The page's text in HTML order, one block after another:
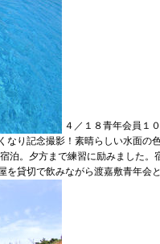
４／１８青年会員１
り記念撮影！素晴らしい水面の
泊。夕方まで練習に励みました。
貸切で飲みながら渡嘉敷青年会